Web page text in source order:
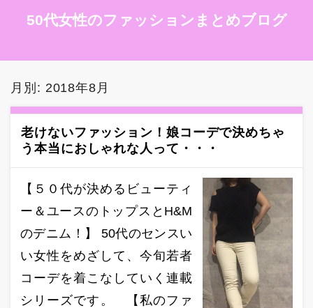
50代女性のファッションまとめブログ
月別: 2018年8月
老けないファッション！娘コーデで決めちゃ
う本当におしゃれな人って・・・
【５０代が決めるビューティ
ー＆ユースのトップスとH&M
のデニム！】 50代のセンスい
い女性をめざして、今旬若者
コーデを着こなしていく連載
シリーズです。 【私のファ